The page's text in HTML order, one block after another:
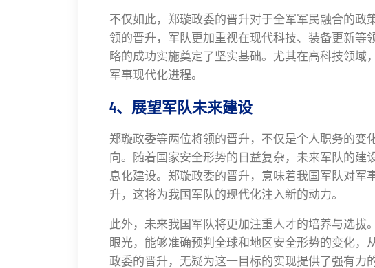
不仅如此，郑璇政委的晋升对于全军军民融合的政
领的晋升，军队更加重视在现代科技、装备更新等
略的成功实施奠定了坚实基础。尤其在高科技领域
军事现代化进程。
4、展望军队未来建设
郑璇政委等两位将领的晋升，不仅是个人职务的变
向。随着国家安全形势的日益复杂，未来军队的建
息化建设。郑璇政委的晋升，意味着我国军队对军
升，这将为我国军队的现代化注入新的动力。
此外，未来我国军队将更加注重人才的培养与选拔
眼光，能够准确预判全球和地区安全形势的变化，
政委的晋升，无疑为这一目标的实现提供了强有力